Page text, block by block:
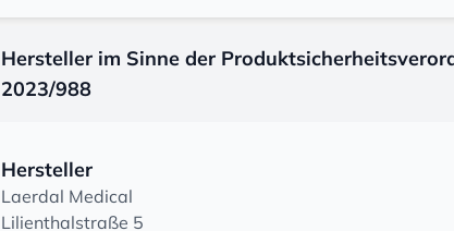
Hersteller im Sinne der
2023/988
Hersteller
Laerdal Medical
Lilienthalstraße 5